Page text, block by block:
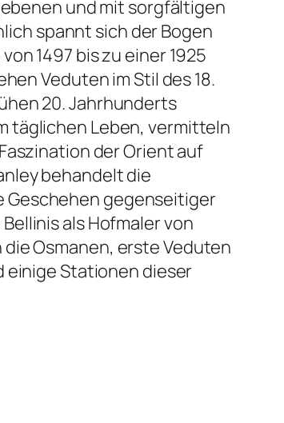
und mit sorgfältigen
spannt sich der Bogen
1497 bis zu einer 1925
Veduten im Stil des 18.
20. Jahrhunderts
täglichen Leben, vermitteln
der Orient auf
behandelt die
Geschehen gegenseitiger
als Hofmaler von
Osmanen, erste Veduten
einige Stationen dieser